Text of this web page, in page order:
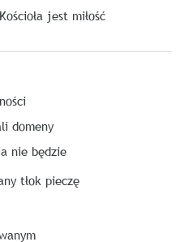
jest miłość
domeny
nie będzie
tłok pieczę